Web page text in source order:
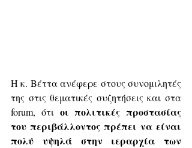
Η κ. Βέττα ανέφερε στους συνομιλητές
της στις θεματικές συζητήσεις και στα
forum, ότι οι πολιτικές προστασίας
του περιβάλλοντος πρέπει να είναι
πολύ υψηλά στην ιεραρχία των